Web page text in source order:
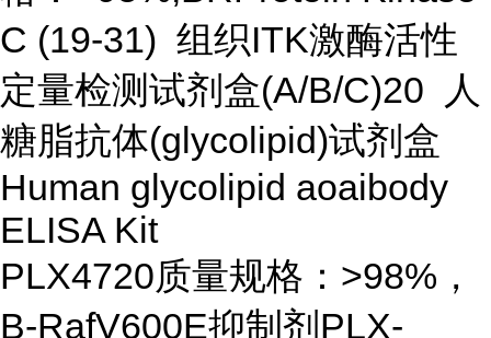
C (19-31) 组织ITK激酶活性
定量检测试剂盒(A/B/C)20 人
糖脂抗体(glycolipid)试剂盒
Human glycolipid aoaibody
ELISA Kit
PLX4720质量规格：>98%，
B-RafV600E抑制剂PLX-